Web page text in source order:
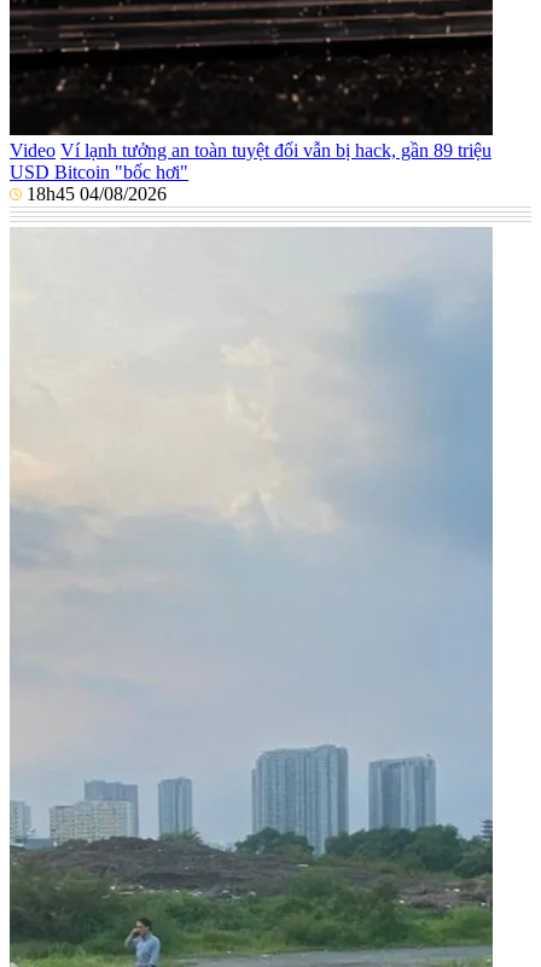
Video Ví lạnh tưởng an toàn tuyệt đối vẫn bị hack, gần 89 triệu
USD Bitcoin "bốc hơi"
18h45 04/08/2026